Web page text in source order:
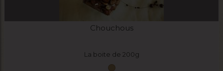
Chouchous
La boite de 200g